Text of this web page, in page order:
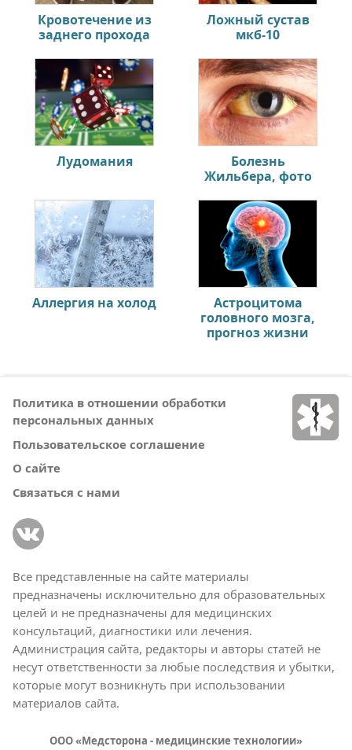
Кровотечение из
заднего прохода
Ложный сустав
мкб-10
Лудомания
Болезнь
Жильбера, фото
Аллергия на холод
Астроцитома
головного мозга,
прогноз жизни
Политика в отношении обработки
персональных данных
Пользовательское соглашение
О сайте
Связаться с нами
Все представленные на сайте материалы
предназначены исключительно для образовательных
целей и не предназначены для медицинских
консультаций, диагностики или лечения.
Администрация сайта, редакторы и авторы статей не
несут ответственности за любые последствия и убытки,
которые могут возникнуть при использовании
материалов сайта.
ООО «Медсторона - медицинские технологии»